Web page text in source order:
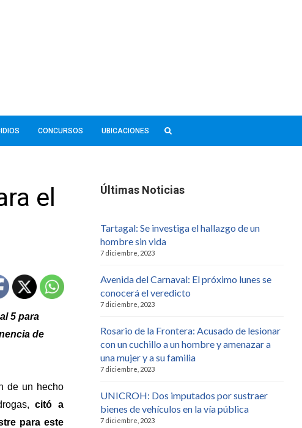
CONCURSOS UBICACIONES
el
5 para
de
de un hecho
citó a
para este
Últimas Noticias
Tartagal: Se investiga el hallazgo de un
hombre sin vida
7 diciembre, 2023
Avenida del Carnaval: El próximo lunes se
conocerá el veredicto
7 diciembre, 2023
Rosario de la Frontera: Acusado de lesionar
con un cuchillo a un hombre y amenazar a
una mujer y a su familia
7 diciembre, 2023
UNICROH: Dos imputados por sustraer
bienes de vehículos en la vía pública
7 diciembre, 2023